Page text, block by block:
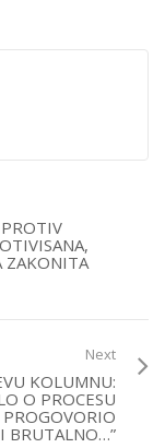
ZAKONITA
Next
KOLUMNU:
O PROCESU
PROGOVORIO
BRUTALNO…”